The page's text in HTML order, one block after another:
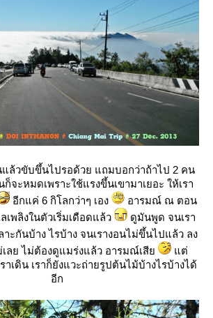
แล้วขับขึ้นไปรอด้วย แถมบอกว่าถ้าไป 2 คน
จะหมดเพราะใช้แรงขึ้นเขามาเยอะ ให้เรา
อีกแค่ 6 กิโลกว่าๆ เอง
อารมณ์ ณ ตอน
เพลิงในตัวเริ่มเดือดแล้ว
ดูมันพูด จนเรา
าะกันบ้าง ไรบ้าง จนเรางอนไม่ขึ้นไปแล้ว ลง
เลย ไม่ต้องดูแมร่งแล้ว อารมณ์เสี
ต่
าเดิน เราก็ยังแวะถ่ายรูปต้นไม้บ้างไรบ้างได้
อีก